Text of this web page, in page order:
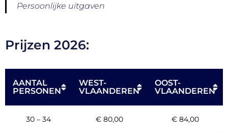
Persoonlijke uitgaven
Prijzen 2026:
AANTAL
PERSONEN
WEST-
VLAANDEREN
OOST-
VLAANDEREN
30 – 34 € 80,00 € 84,00